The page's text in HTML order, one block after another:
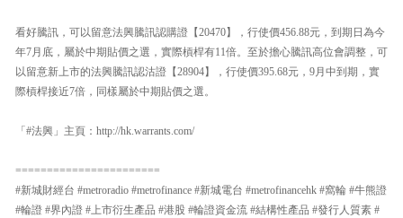
看好騰訊，可以留意法興騰訊認購證【20470】，行使價456.88元，到期日為今
年7月底，屬於中期貼價之選，實際槓桿有11倍。至於擔心騰訊高位會調整，可
以留意新上市的法興騰訊認沽證【28904】，行使價395.68元，9月中到期，實
際槓桿接近7倍，同樣屬於中期貼價之選。
「#法興」主頁：http://hk.warrants.com/
=======================
#新城財經台 #metroradio #metrofinance #新城電台 #metrofinancehk #窩輪 #牛熊證
#輪證 #界內證 #上市衍生產品 #港股 #輪證資金流 #結構性產品 #發行人質素 #